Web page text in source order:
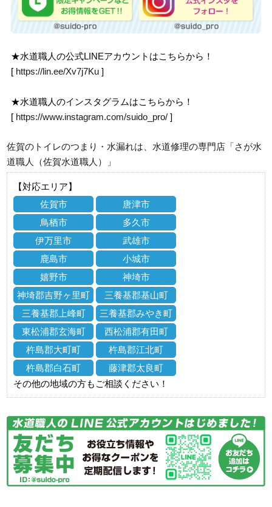
★水道職人の公式LINEアカウントはこちらから！
[ https://lin.ee/Xv7j7Ku ]
★水道職人のインスタグラムはこちらから！
[ https://www.instagram.com/suido_pro/ ]
佐賀のトイレのつまり・水漏れは、水道修理の専門店「さが水
道職人（佐賀水道職人）」
【対応エリア】
佐賀市
唐津市
鳥栖市
多久市
伊万里市
武雄市
鹿島市
小城市
嬉野市
神埼市
神埼郡吉野ヶ里町
三養基郡基山町
三養基郡上峰町
三養基郡みやき町
東松浦郡玄海町
西松浦郡有田町
杵島郡大町町
杵島郡江北町
杵島郡白石町
藤津郡太良町
その他の地域の方もご相談ください！